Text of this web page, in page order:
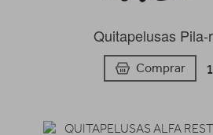
Quitapelusas Pila-
Comprar